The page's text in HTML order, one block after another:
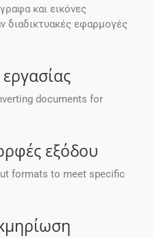
και εικόνες
διαδικτυακές εφαρμογές
documents for
εξόδου
formats to meet specific